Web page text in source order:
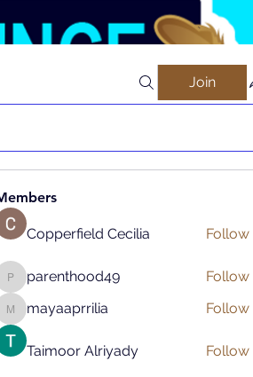
Join
Copperfield Cecilia Follow
parenthood49
parenthood49 Follow
mayaaprrilia
mayaaprrilia Follow
Taimoor Alriyady Follow